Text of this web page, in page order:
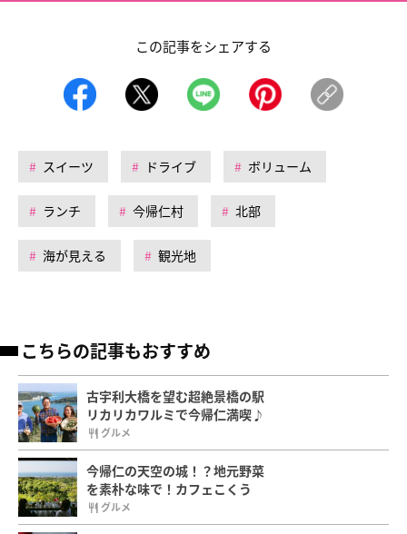
この記事をシェアする
スイーツ ドライブ ボリューム
ランチ 今帰仁村 北部
海が見える 観光地
こちらの記事もおすすめ
古宇利大橋を望む超絶景橋の駅
リカリカワルミで今帰仁満喫♪
グルメ
今帰仁の天空の城！？地元野菜
を素朴な味で！カフェこくう
グルメ